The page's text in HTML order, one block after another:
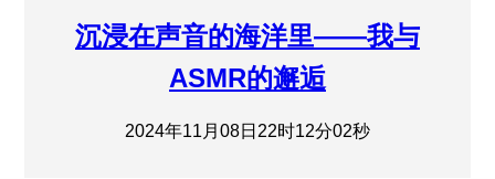
沉浸在声音的海洋里——我与
ASMR的邂逅
2024年11月08日22时12分02秒